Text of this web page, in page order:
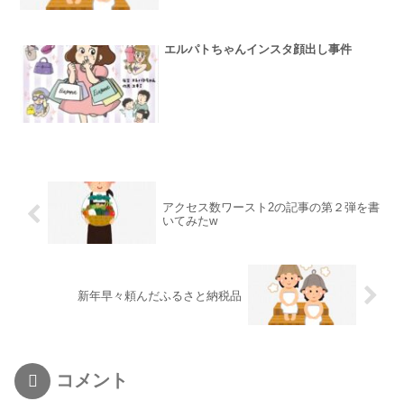
エルパトちゃんインスタ顔出し事件
アクセス数ワースト2の記事の第２弾を書
いてみたw
新年早々頼んだふるさと納税品
コメント